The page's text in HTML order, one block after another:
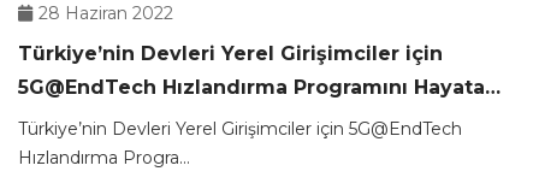
28 Haziran 2022
Türkiye’nin Devleri Yerel Girişimciler için
5G@EndTech Hızlandırma Programını Hayata
Geçirdi
Türkiye’nin Devleri Yerel Girişimciler için 5G@EndTech
Hızlandırma Progra...